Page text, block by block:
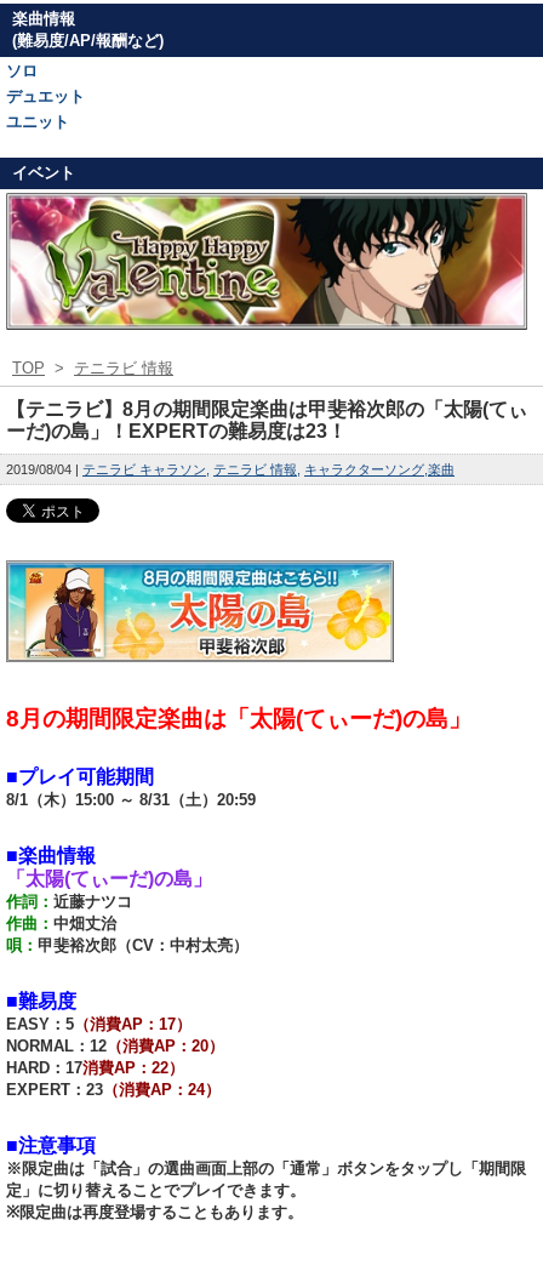
楽曲情報
(難易度/AP/報酬など)
ソロ
デュエット
ユニット
イベント
TOP > テニラビ 情報
【テニラビ】8月の期間限定楽曲は甲斐裕次郎の「太陽(てぃ
ーだ)の島」！EXPERTの難易度は23！
2019/08/04 テニラビ キャラソン テニラビ 情報 キャラクターソング 楽曲
8月の期間限定楽曲は「太陽(てぃーだ)の島」
■プレイ可能期間
8/1（木）15:00 ～ 8/31（土）20:59
■楽曲情報
「太陽(てぃーだ)の島」
作詞： 近藤ナツコ
作曲： 中畑丈治
唄： 甲斐裕次郎（CV：中村太亮）
■難易度
EASY：5 （消費AP：17）
NORMAL：12 （消費AP：20）
HARD：17消費AP：22）
EXPERT：23 （消費AP：24）
■注意事項
※限定曲は「試合」の選曲画面上部の「通常」ボタンをタップし「期間限
定」に切り替えることでプレイできます。
※限定曲は再度登場することもあります。